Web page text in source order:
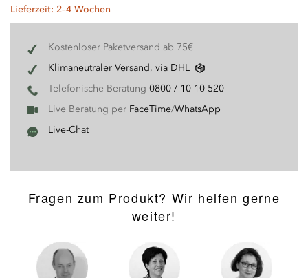
Lieferzeit: 2–4 Wochen
Kostenloser Paketversand ab 75€
Klimaneutraler Versand, via DHL
Telefonische Beratung 0800 / 10 10 520
Live Beratung per FaceTime/WhatsApp
Live-Chat
Fragen zum Produkt? Wir helfen gerne
weiter!